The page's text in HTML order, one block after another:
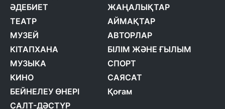
ӘДЕБИЕТ
ТЕАТР
МУЗЕЙ
КІТАПХАНА
МУЗЫКА
КИНО
БЕЙНЕЛЕУ ӨНЕРІ
САЛТ-ДӘСТҮР
ЖАҢАЛЫҚТАР
АЙМАҚТАР
АВТОРЛАР
БІЛІМ ЖӘНЕ ҒЫЛЫМ
СПОРТ
САЯСАТ
Қоғам